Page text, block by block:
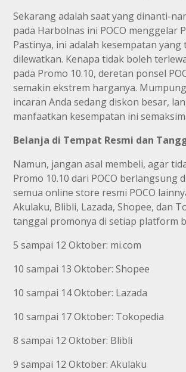
Sekarang adalah saat yang dinanti-
pada Harbolnas ini POCO menggelar
Pastinya, ini adalah kesempatan yang
dilewatkan. Kenapa tidak boleh
pada Promo 10.10, deretan ponsel
semakin ekstrem harganya.
incaran Anda sedang diskon besar,
manfaatkan kesempatan ini
Belanja di Tempat Resmi dan
Namun, jangan asal membeli, agar
Promo 10.10 dari POCO berlangsung
semua online store resmi POCO
Akulaku, Blibli, Lazada, Shopee, dan
tanggal promonya di setiap platform
5 sampai 12 Oktober: mi.com
10 sampai 13 Oktober: Shopee
10 sampai 14 Oktober: Lazada
10 sampai 17 Oktober: Tokopedia
8 sampai 12 Oktober: Blibli
9 sampai 12 Oktober: Akulaku